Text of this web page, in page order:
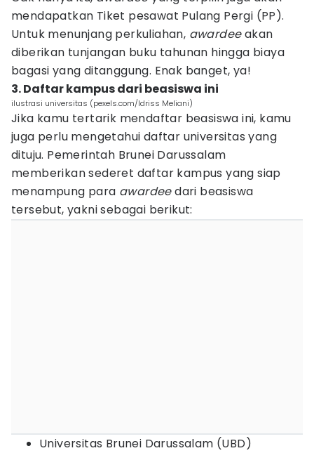
mendapatkan Tiket pesawat Pulang Pergi (PP).
Untuk menunjang perkuliahan, awardeeakan
diberikan tunjangan buku tahunan hingga biaya
bagasi yang ditanggung. Enak banget, ya!
3. Daftar kampus dari beasiswa ini
ilustrasi universitas (pexels.com/Idriss Meliani)
Jika kamu tertarik mendaftar beasiswa ini, kamu
juga perlu mengetahui daftar universitas yang
dituju. Pemerintah Brunei Darussalam
memberikan sederet daftar kampus yang siap
menampung para awardeedari beasiswa
tersebut, yakni sebagai berikut:
Universitas Brunei Darussalam (UBD)